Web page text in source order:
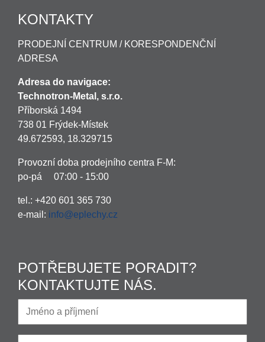
KONTAKTY
PRODEJNÍ CENTRUM / KORESPONDENČNÍ
ADRESA
Adresa do navigace:
Technotron-Metal, s.r.o.
Příborská 1494
738 01 Frýdek-Místek
49.672593, 18.329715
Provozní doba prodejního centra F-M:
po-pá 07:00 - 15:00
tel.: +420 601 365 730
e-mail: info@eplechy.cz
POTŘEBUJETE PORADIT?
KONTAKTUJTE NÁS.